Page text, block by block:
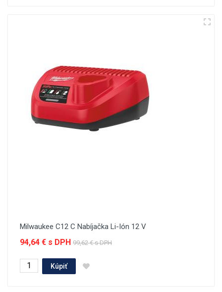
Milwaukee C12 C Nabíjačka Li-Ión 12 V
94,64 € s DPH 99,62 € s DPH
Kúpiť